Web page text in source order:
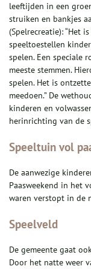
leeftijden in een
struiken en bankjes
(Spelrecreatie): “Het
speeltoestellen
spelen. Een speciale
meeste stemmen.
spelen. Het is
meedoen.” De
kinderen en
herinrichting van de
Speeltuin vol
De aanwezige
Paasweekend in het
waren verstopt in de
Speelveld
De gemeente gaat
Door het natte weer